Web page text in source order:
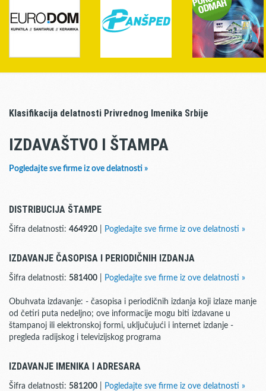
Klasifikacija delatnosti Privrednog Imenika Srbije
IZDAVAŠTVO I ŠTAMPA
Pogledajte sve firme iz ove delatnosti »
DISTRIBUCIJA ŠTAMPE
Šifra delatnosti: 464920 Pogledajte sve firme iz ove delatnosti »
IZDAVANJE ČASOPISA I PERIODIČNIH IZDANJA
Šifra delatnosti: 581400 Pogledajte sve firme iz ove delatnosti »
Obuhvata izdavanje: - časopisa i periodičnih izdanja koji izlaze manje
od četiri puta nedeljno; ove informacije mogu biti izdavane u
štampanoj ili elektronskoj formi, uključujući i internet izdanje -
pregleda radijskog i televizijskog programa
IZDAVANJE IMENIKA I ADRESARA
Šifra delatnosti: 581200 Pogledajte sve firme iz ove delatnosti »